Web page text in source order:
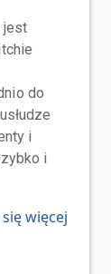
jest
do
i
i
więcej